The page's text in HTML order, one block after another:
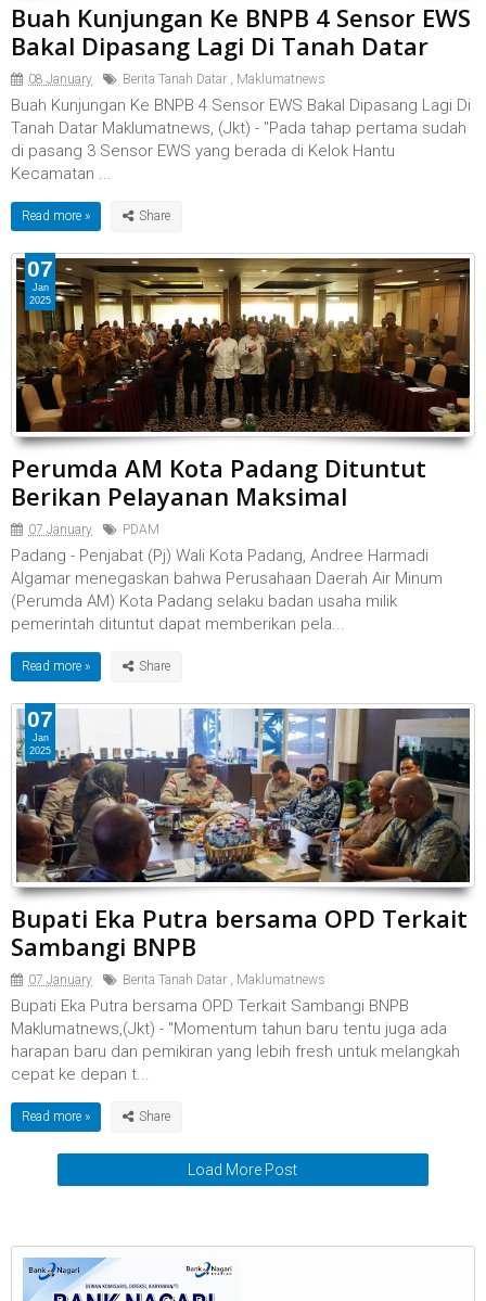
Buah Kunjungan Ke BNPB 4 Sensor EWS
Bakal Dipasang Lagi Di Tanah Datar
08 January Berita Tanah Datar , Maklumatnews
Buah Kunjungan Ke BNPB 4 Sensor EWS Bakal Dipasang Lagi Di
Tanah Datar Maklumatnews, (Jkt) - "Pada tahap pertama sudah
di pasang 3 Sensor EWS yang berada di Kelok Hantu
Kecamatan ...
Read more »
Perumda AM Kota Padang Dituntut
Berikan Pelayanan Maksimal
07 January PDAM
Padang - Penjabat (Pj) Wali Kota Padang, Andree Harmadi
Algamar menegaskan bahwa Perusahaan Daerah Air Minum
(Perumda AM) Kota Padang selaku badan usaha milik
pemerintah dituntut dapat memberikan pela...
Read more »
07
Jan
2025
Bupati Eka Putra bersama OPD Terkait
Sambangi BNPB
07 January Berita Tanah Datar , Maklumatnews
Bupati Eka Putra bersama OPD Terkait Sambangi BNPB
Maklumatnews,(Jkt) - "Momentum tahun baru tentu juga ada
harapan baru dan pemikiran yang lebih fresh untuk melangkah
cepat ke depan t...
Read more »
07
Jan
2025
Load More Post